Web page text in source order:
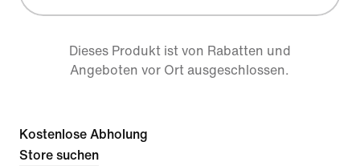
Dieses Produkt ist von Rabatten und
Angeboten vor Ort ausgeschlossen.
Kostenlose Abholung
Store suchen